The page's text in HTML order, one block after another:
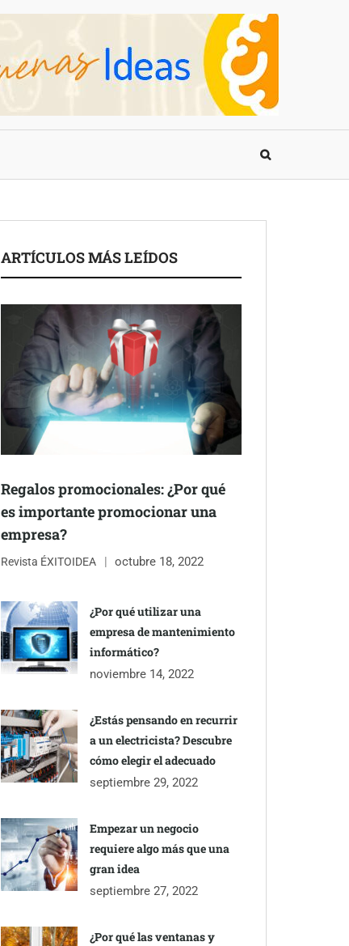
ARTÍCULOS MÁS LEÍDOS
Regalos promocionales: ¿Por qué
es importante promocionar una
empresa?
Revista ÉXITOIDEA octubre 18, 2022
¿Por qué utilizar una
empresa de mantenimiento
informático?
noviembre 14, 2022
¿Estás pensando en recurrir
a un electricista? Descubre
cómo elegir el adecuado
septiembre 29, 2022
Empezar un negocio
requiere algo más que una
gran idea
septiembre 27, 2022
¿Por qué las ventanas y